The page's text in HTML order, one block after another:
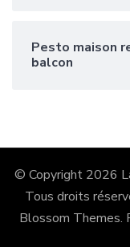
Pesto maison
balcon
© Copyright 2026
Tous droits
Blossom Themes.